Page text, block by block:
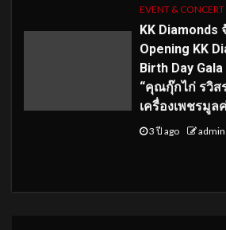
EVENT & CONCERT
KK Diamonds
Opening KK
Birth Day
“คุณกุ๊กไก่ รวิส
เครื่องเพชรมู
3 ปี ago admin